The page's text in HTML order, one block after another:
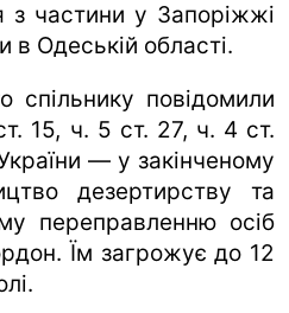
з частини у Запоріжжі
в Одеській області.
спільнику повідомили
15, ч. 5 ст. 27, ч. 4 ст.
— у закінченому
дезертирству та
переправленню осіб
Їм загрожує до 12